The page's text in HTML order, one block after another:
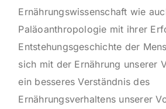
Ernährungswissenschaft wie
Paläoanthropologie mit ihrer
Entstehungsgeschichte der
sich mit der Ernährung unserer
ein besseres Verständnis des
Ernährungsverhaltens unserer